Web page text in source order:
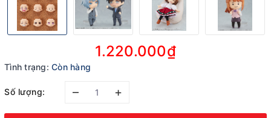
1.220.000₫
Tình trạng: Còn hàng
Số lượng: – +